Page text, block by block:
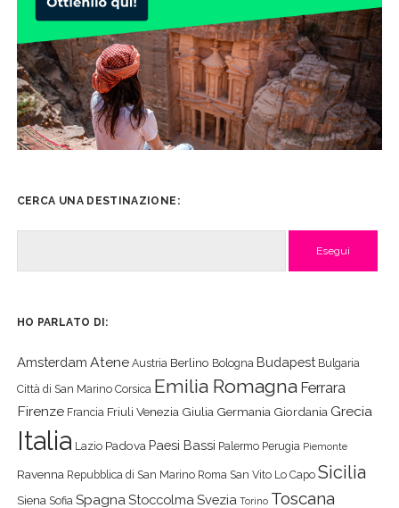
CERCA UNA DESTINAZIONE:
HO PARLATO DI:
Amsterdam Atene Austria Berlino Bologna Budapest Bulgaria
Città di San Marino Corsica Emilia Romagna Ferrara
Firenze Francia Friuli Venezia Giulia Germania Giordania Grecia
Italia Lazio Padova Paesi Bassi Palermo Perugia Piemonte
Ravenna Repubblica di San Marino Roma San Vito Lo Capo Sicilia
Siena Sofia SpagnaStoccolma Svezia Torino Toscana